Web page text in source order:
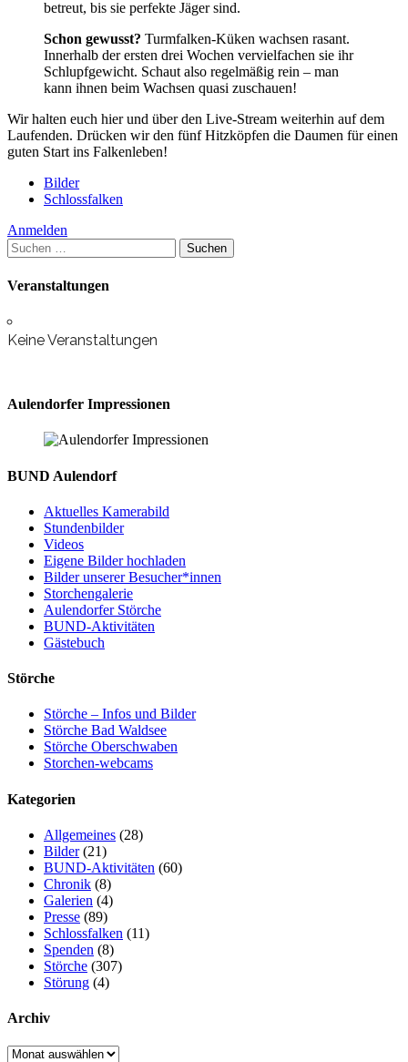
betreut, bis sie perfekte Jäger sind.
Schon gewusst? Turmfalken-Küken wachsen rasant.
Innerhalb der ersten drei Wochen vervielfachen sie ihr
Schlupfgewicht. Schaut also regelmäßig rein – man
kann ihnen beim Wachsen quasi zuschauen!
Wir halten euch hier und über den Live-Stream weiterhin auf dem
Laufenden. Drücken wir den fünf Hitzköpfen die Daumen für einen
guten Start ins Falkenleben!
Bilder
Schlossfalken
Anmelden
Suchen
nach:
Veranstaltungen
Keine Veranstaltungen
Aulendorfer Impressionen
BUND Aulendorf
Aktuelles Kamerabild
Stundenbilder
Videos
Eigene Bilder hochladen
Bilder unserer Besucher*innen
Storchengalerie
Aulendorfer Störche
BUND-Aktivitäten
Gästebuch
Störche
Störche – Infos und Bilder
Störche Bad Waldsee
Störche Oberschwaben
Storchen-webcams
Kategorien
Allgemeines (28)
Bilder(21)
BUND-Aktivitäten (60)
Chronik (8)
Galerien (4)
Presse (89)
Schlossfalken (11)
Spenden (8)
Störche (307)
Störung (4)
Archiv
Archiv